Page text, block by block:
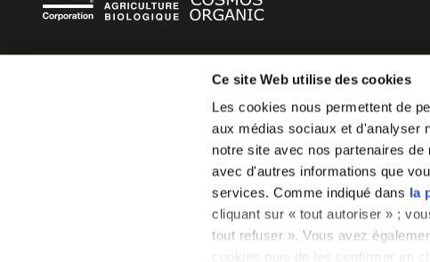
Ce site Web utilise des cookies
Les cookies nous permettent de
aux médias sociaux et d'analyser
notre site avec nos partenaires
avec d'autres informations que
services. Comme indiqué dans la
cliquant sur « tout autoriser » ;
tout refuser ». Vous avez
cookies puis de les confirmer en
BECOME MOB
MOB HOTEL se développe en un véritable mouvement
Vous souhaitez créer votre MOB HOTEL et prendre part à
écrivez-nous et racontez nous votre projet, nous vous dirons
becomemob@mobhotel.com